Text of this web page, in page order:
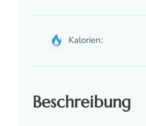
Kalorien:
Beschreibung